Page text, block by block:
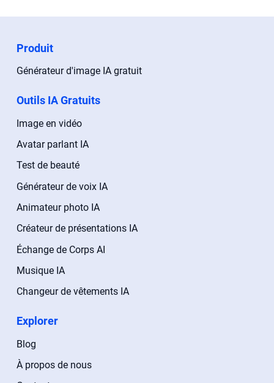
Produit
Générateur d'image IA gratuit
Outils IA Gratuits
Image en vidéo
Avatar parlant IA
Test de beauté
Générateur de voix IA
Animateur photo IA
Créateur de présentations IA
Échange de Corps AI
Musique IA
Changeur de vêtements IA
Explorer
Blog
À propos de nous